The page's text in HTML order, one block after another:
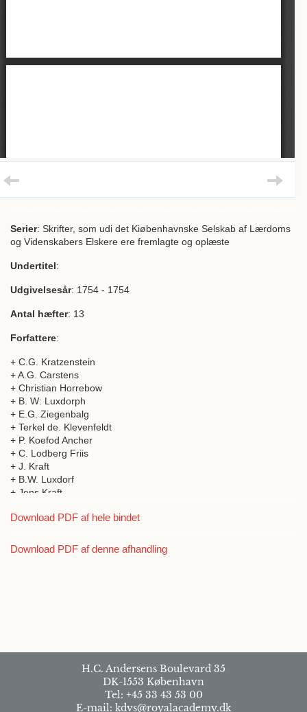
Serier: Skrifter, som udi det Kiøbenhavnske Selskab af Lærdoms
og Videnskabers Elskere ere fremlagte og oplæste
Undertitel:
Udgivelsesår: 1754 - 1754
Antal hæfter: 13
Forfattere:
+ C.G. Kratzenstein
+ A.G. Carstens
+ Christian Horrebow
+ B. W: Luxdorph
+ E.G. Ziegenbalg
+ Terkel de. Klevenfeldt
+ P. Koefod Ancher
+ C. Lodberg Friis
+ J. Kraft
+ B.W. Luxdorf
+ Jens Kraft
Download PDF af hele bindet
Download PDF af denne afhandling
H.C. Andersens Boulevard 35
DK-1553 København
Tel: +45 33 43 53 00
E-mail: kdvs@royalacademy.dk